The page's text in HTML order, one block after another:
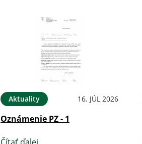
Aktuality 16. JÚL 2026
Oznámenie PZ - 1